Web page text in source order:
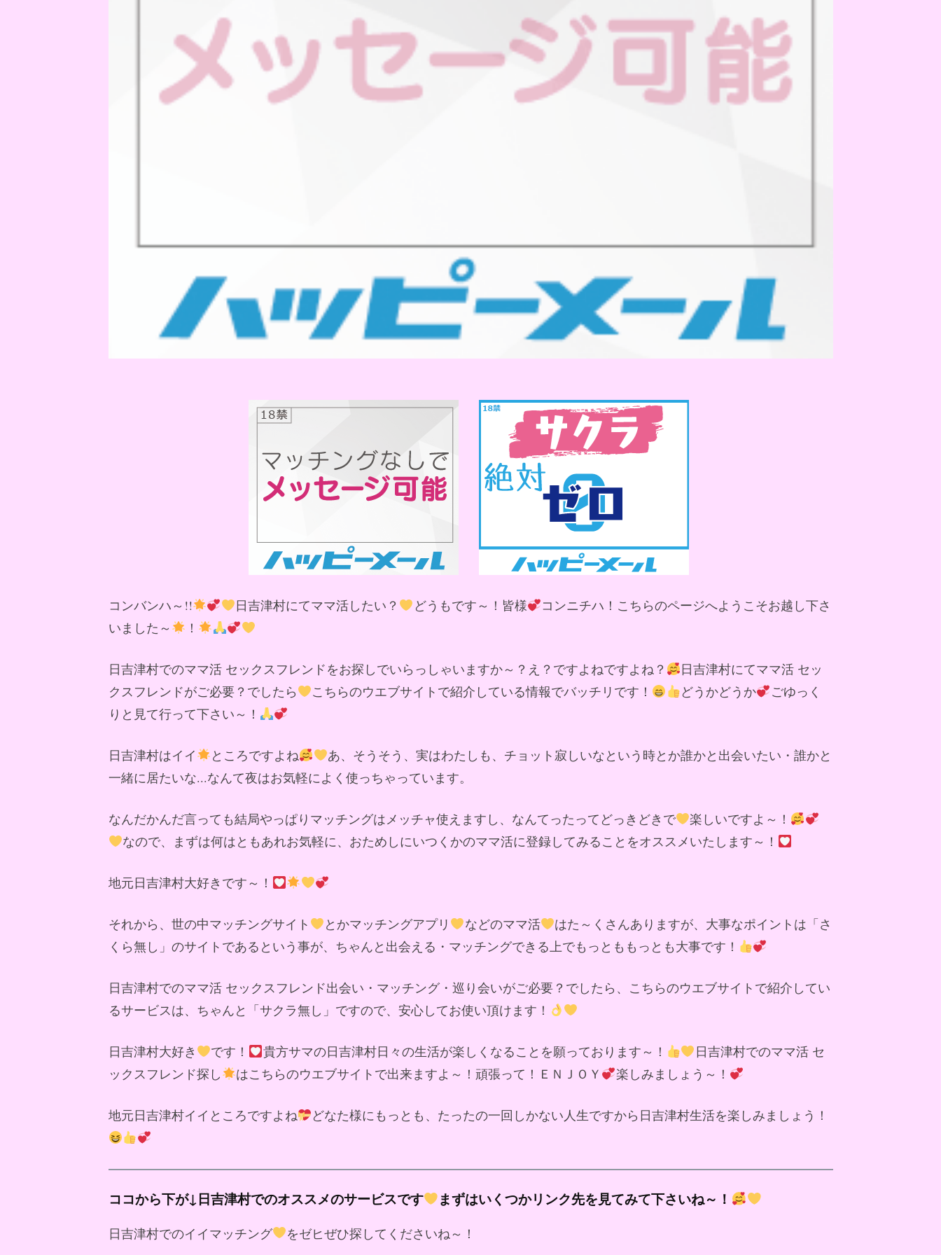
コンバンハ～!! 日吉津村にてママ活したい？ どうもです～！皆様
コンニチハ！こちらのページへようこそお越し下さ
いました～
！
日吉津村でのママ活 セックスフレンドをお探しでいらっしゃいますか～？え？ですよねですよね？
日吉津村にてママ活 セッ
クスフレンドがご必要？でしたら
こちらのウエブサイトで紹介している情報でバッチリです！ どうかどうか
ごゆっく
りと見て行って下さい～！
日吉津村はイイ ところですよね
あ、そうそう、実はわたしも、チョット寂しいなという時とか誰かと出会いたい・誰かと
一緒に居たいな...なんて夜はお気軽によく使っちゃっています。
なんだかんだ言っても結局やっぱりマッチングはメッチャ使えますし、なんてったってどっきどきで
楽しいですよ～！
なので、まずは何はともあれお気軽に、おためしにいつくかのママ活に登録してみることをオススメいたします～！
地元日吉津村大好きです～！
それから、世の中マッチングサイト とかマッチングアプリ などのママ活
はた～くさんありますが、大事なポイントは「さ
くら無し」のサイトであるという事が、ちゃんと出会える・マッチングできる上でもっとももっとも大事です！
日吉津村でのママ活 セックスフレンド出会い・マッチング・巡り会いがご必要？でしたら、こちらのウエブサイトで紹介してい
るサービスは、ちゃんと「サクラ無し」ですので、安心してお使い頂けます！
日吉津村大好き です！ 貴方サマの日吉津村日々の生活が楽しくなることを願っております～！
日吉津村でのママ活 セ
ックスフレンド探し
はこちらのウエブサイトで出来ますよ～！頑張って！ＥＮＪＯＹ 楽しみましょう～！
地元日吉津村イイところですよね どなた様にもっとも、たったの一回しかない人生ですから日吉津村生活を楽しみましょう！
ココから下が↓日吉津村でのオススメのサービスです まずはいくつかリンク先を見てみて下さいね～！
日吉津村でのイイマッチング をゼヒぜひ探してくださいね～！